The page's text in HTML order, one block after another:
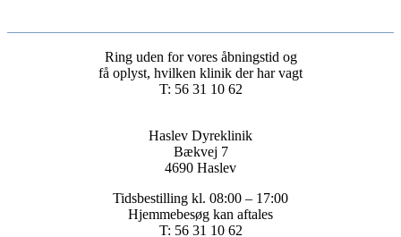
Ring uden for vores åbningstid og
få oplyst, hvilken klinik der har vagt
T: 56 31 10 62
Haslev Dyreklinik
Bækvej 7
4690 Haslev
Tidsbestilling kl. 08:00 – 17:00
Hjemmebesøg kan aftales
T: 56 31 10 62